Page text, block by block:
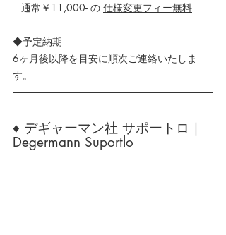
   通常￥11,000- の
仕様変更フィー無料
◆予定納期
6ヶ月後以降を目安に順次ご連絡いたしま
す。
♦ デギャーマン社 サポートロ｜
Degermann Suportlo